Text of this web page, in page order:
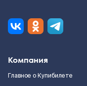
Компания
Главное о Купибилете